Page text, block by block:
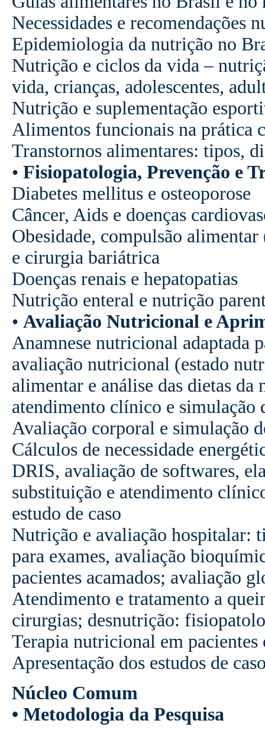
Necessidades e recomendações
Epidemiologia da nutrição no
Nutrição e ciclos da vida –
vida, crianças, adolescentes,
Nutrição e suplementação
Alimentos funcionais na prática
Transtornos alimentares: tipos,
• Fisiopatologia, Prevenção e
Diabetes mellitus e osteoporose
Câncer, Aids e doenças
Obesidade, compulsão
e cirurgia bariátrica
Doenças renais e hepatopatias
Nutrição enteral e nutrição
• Avaliação Nutricional e
Anamnese nutricional adaptada
avaliação nutricional (estado
alimentar e análise das dietas
atendimento clínico e simulação
Avaliação corporal e simulação
Cálculos de necessidade
DRIS, avaliação de softwares,
substituição e atendimento
estudo de caso
Nutrição e avaliação hospitalar:
para exames, avaliação
pacientes acamados; avaliação
Atendimento e tratamento a
cirurgias; desnutrição:
Terapia nutricional em pacientes
Apresentação dos estudos de
Núcleo Comum
• Metodologia da Pesquisa